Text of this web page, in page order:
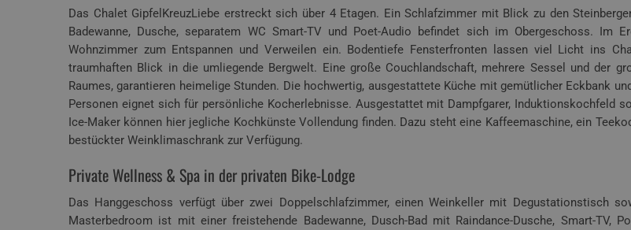
Das Chalet GipfelKreuzLiebe erstreckt sich über 4 Etagen. Ein Schlafzimmer mit Blick zu den
Badewanne, Dusche, separatem WC Smart-TV und Poet-Audio befindet sich im Obergeschoss. Im
Wohnzimmer zum Entspannen und Verweilen ein. Bodentiefe Fensterfronten lassen viel Licht ins
traumhaften Blick in die umliegende Bergwelt. Eine große Couchlandschaft, mehrere Sessel und der
Raumes, garantieren heimelige Stunden. Die hochwertig, ausgestattete Küche mit gemütlicher Eckbank
Personen eignet sich für persönliche Kocherlebnisse. Ausgestattet mit Dampfgarer, Induktionskochfeld
Ice-Maker können hier jegliche Kochkünste Vollendung finden. Dazu steht eine Kaffeemaschine, ein
bestückter Weinklimaschrank zur Verfügung.
Private Wellness & Spa in der privaten Bike-Lodge
Das Hanggeschoss verfügt über zwei Doppelschlafzimmer, einen Weinkeller mit Degustationstisch
Masterbedroom ist mit einer freistehende Badewanne, Dusch-Bad mit Raindance-Dusche, Smart-TV,